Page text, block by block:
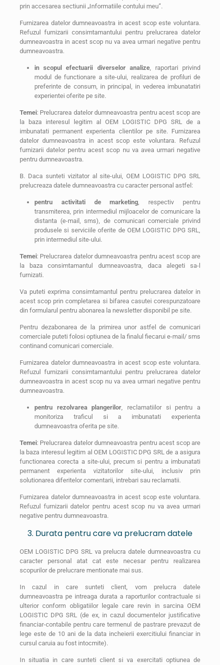
prin accesarea sectiunii „Informatiile contului meu”.
Furnizarea datelor dumneavoastra in acest scop este voluntara.
Refuzul furnizarii consimtamantului pentru prelucrarea datelor
dumneavoastra in acest scop nu va avea urmari negative pentru
dumneavoastra.
in scopul efectuarii diverselor analize, raportari privind
modul de functionare a site-ului, realizarea de profiluri de
preferinte de consum, in principal, in vederea imbunatatiri
experientei oferite pe site.
Temei: Prelucrarea datelor dumneavoastra pentru acest scop are
la baza interesul legitim al OEM LOGISTIC DPG SRL de a
imbunatati permanent experienta clientilor pe site. Furnizarea
datelor dumneavoastra in acest scop este voluntara. Refuzul
furnizarii datelor pentru acest scop nu va avea urmari negative
pentru dumneavoastra.
B. Daca sunteti vizitator al site-ului, OEM LOGISTIC DPG SRL
prelucreaza datele dumneavoastra cu caracter personal astfel:
pentru activitati de marketing, respectiv pentru
transmiterea, prin intermediul mijloacelor de comunicare la
distanta (e-mail, sms), de comunicari comerciale privind
produsele si serviciile oferite de OEM LOGISTIC DPG SRL,
prin intermediul site-ului.
Temei: Prelucrarea datelor dumneavoastra pentru acest scop are
la baza consimtamantul dumneavoastra, daca alegeti sa-l
furnizati.
Va puteti exprima consimtamantul pentru prelucrarea datelor in
acest scop prin completarea si bifarea casutei corespunzatoare
din formularul pentru abonarea la newsletter disponibil pe site.
Pentru dezabonarea de la primirea unor astfel de comunicari
comerciale puteti folosi optiunea de la finalul fiecarui e-mail/ sms
continand comunicari comerciale.
Furnizarea datelor dumneavoastra in acest scop este voluntara.
Refuzul furnizarii consimtamantului pentru prelucrarea datelor
dumneavoastra in acest scop nu va avea urmari negative pentru
dumneavoastra.
pentru rezolvarea plangerilor, reclamatiilor si pentru a
monitoriza traficul si a imbunatati experienta
dumneavoastra oferita pe site.
Temei: Prelucrarea datelor dumneavoastra pentru acest scop are
la baza interesul legitim al OEM LOGISTIC DPG SRL de a asigura
functionarea corecta a site-ului, precum si pentru a imbunatati
permanent experienta vizitatorilor site-ului, inclusiv prin
solutionarea diferitelor comentarii, intrebari sau reclamatii.
Furnizarea datelor dumneavoastra in acest scop este voluntara.
Refuzul furnizarii datelor pentru acest scop nu va avea urmari
negative pentru dumneavoastra.
3. Durata pentru care va prelucram datele
OEM LOGISTIC DPG SRL va prelucra datele dumneavoastra cu
caracter personal atat cat este necesar pentru realizarea
scopurilor de prelucrare mentionate mai sus.
In cazul in care sunteti client, vom prelucra datele
dumneavoastra pe intreaga durata a raporturilor contractuale si
ulterior conform obligatiilor legale care revin in sarcina OEM
LOGISTIC DPG SRL (de ex, in cazul documentelor justificative
financiar-contabile pentru care termenul de pastrare prevazut de
lege este de 10 ani de la data incheierii exercitiului financiar in
cursul caruia au fost intocmite).
In situatia in care sunteti client si va exercitati optiunea de